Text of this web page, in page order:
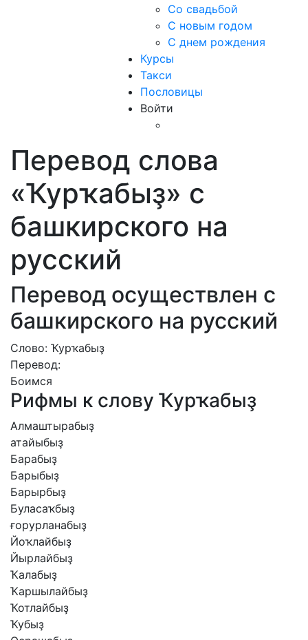
Со свадьбой
С новым годом
С днем рождения
Курсы
Такси
Пословицы
Войти
Перевод слова
«Ҡурҡабыҙ» с
башкирского на
русский
Перевод осуществлен с
башкирского на русский
Слово: Ҡурҡабыҙ
Перевод:
Боимся
Рифмы к слову Ҡурҡабыҙ
Алмаштырабыҙ
атайыбыҙ
Барабыҙ
Барыбыҙ
Барырбыҙ
Буласаҡбыҙ
ғорурланабыҙ
Йоҡлайбыҙ
Йырлайбыҙ
Ҡалабыҙ
Ҡаршылайбыҙ
Ҡотлайбыҙ
Ҡубыҙ